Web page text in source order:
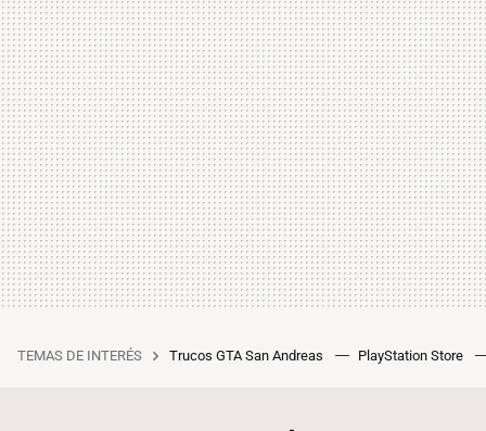
TEMAS DE INTERÉS Trucos GTA San Andreas PlayStation Store